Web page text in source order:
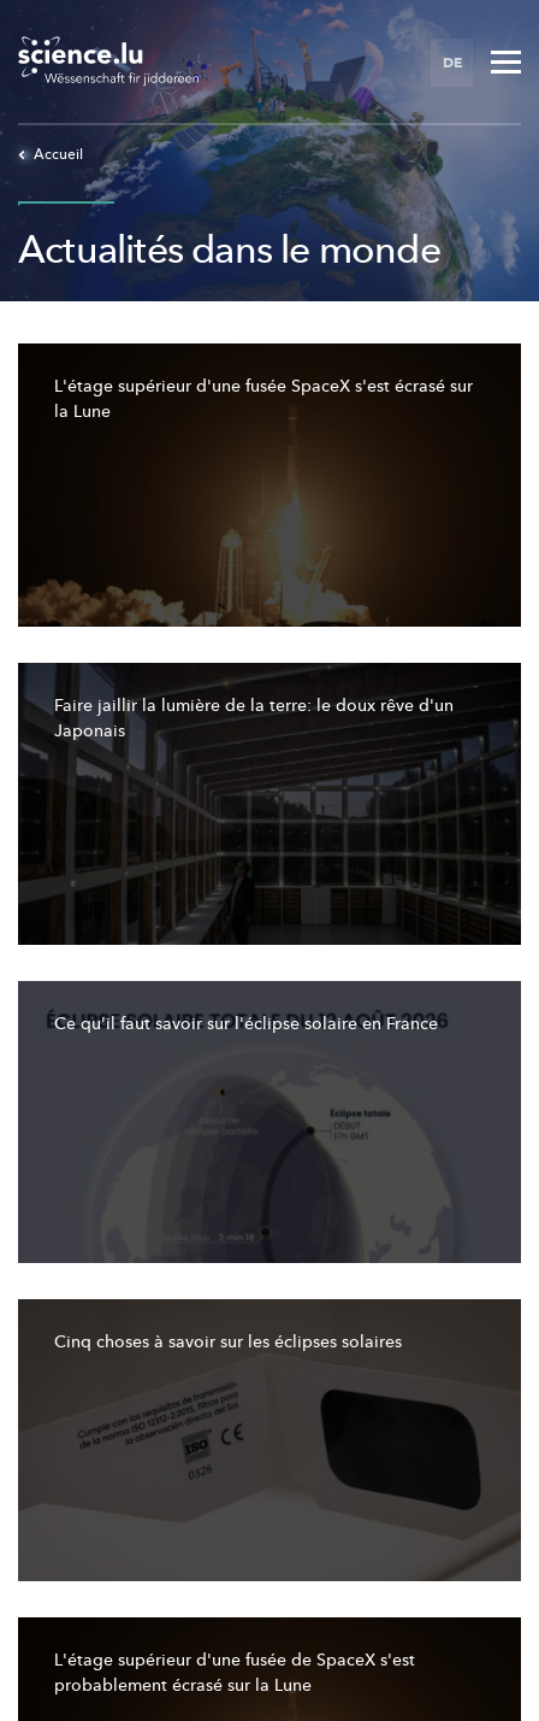
main
content
DE
Accueil
Actualités dans le monde
L'étage supérieur d'une fusée SpaceX s'est écrasé sur
la Lune
Faire jaillir la lumière de la terre: le doux rêve d'un
Japonais
Ce qu'il faut savoir surl'éclipsesolaire en France
Cinq choses à savoir sur les éclipses solaires
L'étage supérieur d'une fusée de SpaceX s'est
probablement écrasé sur la Lune